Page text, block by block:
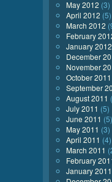
May 2012 (3)
April 2012 (5)
March 2012
February
January 2012
December
November
October 2011
September
August 2011
July 2011 (5)
June 2011 (5)
May 2011 (3)
April 2011 (4)
March 2011
February
January 2011